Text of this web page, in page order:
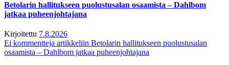
Betolarin hallitukseen puolustusalan osaamista – Dahlbom
jatkaa puheenjohtajana
Kirjoitettu 7.8.2026
Ei kommentteja artikkeliin Betolarin hallitukseen puolustusalan
osaamista – Dahlbom jatkaa puheenjohtajana